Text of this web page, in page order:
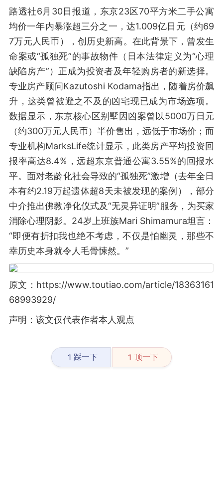
路透社6月30日报道，东京23区70平方米二手公寓
均价一年内暴涨超三分之一，达1.009亿日元（约69
7万元人民币），创历史新高。在此背景下，曾发生
命案或“孤独死”的事故物件（日本法律定义为“心理
缺陷房产”）正成为投资者及年轻购房者的新选择。
专业房产顾问Kazutoshi Kodama指出，随着房价飙
升，这类曾被避之不及的凶宅现已成为市场选项。
数据显示，东京核心区别墅因凶案曾以5000万日元
（约300万元人民币）半价售出，远低于市场价；而
专业机构MarksLife统计显示，此类房产平均投资回
报率高达8.4%，远超东京普通公寓3.55%的回报水
平。面对老龄化社会导致的“孤独死”激增（去年全日
本有约2.19万起遗体超8天未被发现的案例），部分
中介推出佛教净化仪式及“无灵异证明”服务，为买家
消除心理阴影。24岁上班族Mari Shimamura坦言：
“即便有折扣我也绝不考虑，不仅是怕幽灵，那些不
幸历史本身就令人毛骨悚然。”
原文：https://www.toutiao.com/article/18363161
68993929/
声明：该文仅代表作者本人观点
1 踩一下 1 顶一下